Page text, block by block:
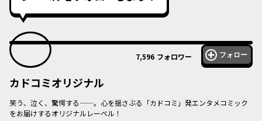
7,596 フォロワー フォロー
カドコミオリジナル
笑う、泣く、驚愕する——。心を揺さぶる「カドコミ」発エンタメコミック
をお届けするオリジナルレーベル！